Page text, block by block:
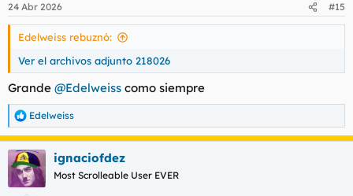
e
s
24 Abr 2026 #15
Edelweiss rebuznó:
Ver el archivos adjunto 218026
Grande @Edelweiss como siempre
R
e
a
c
c
i
Edelweiss
ignaciofdez
Most Scrolleable User EVER